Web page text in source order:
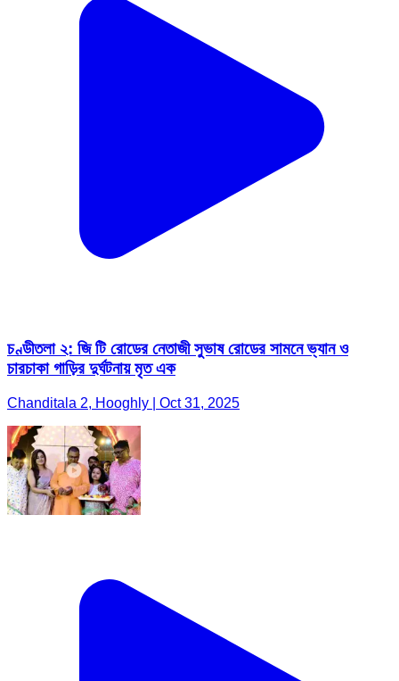
চণ্ডীতলা ২: জি টি রোডের নেতাজী সুভাষ রোডের সামনে ভ্যান ও
চারচাকা গাড়ির দুর্ঘটনায় মৃত এক
Chanditala 2, Hooghly | Oct 31, 2025